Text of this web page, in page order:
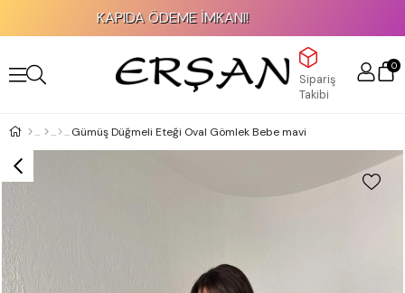
KAPIDA ÖDEME İMKANI!
Sipariş
Takibi
0
Gümüş Düğmeli Eteği Oval Gömlek Bebe mavi